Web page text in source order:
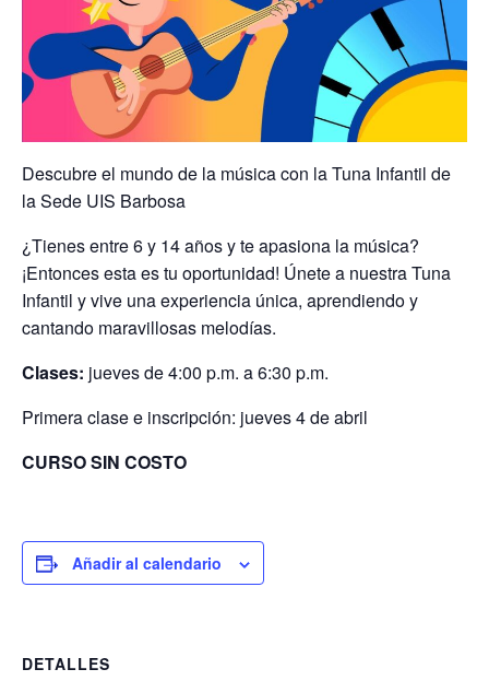
Descubre el mundo de la música con la Tuna Infantil de
la Sede UIS Barbosa
¿Tienes entre 6 y 14 años y te apasiona la música?
¡Entonces esta es tu oportunidad! Únete a nuestra Tuna
Infantil y vive una experiencia única, aprendiendo y
cantando maravillosas melodías.
Clases: jueves de 4:00 p.m. a 6:30 p.m.
Primera clase e inscripción: jueves 4 de abril
CURSO SIN COSTO
Añadir al calendario
DETALLES